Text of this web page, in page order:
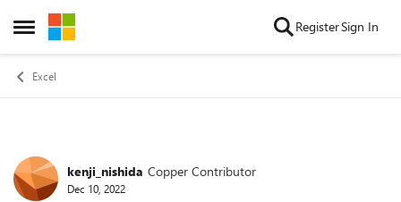
Open Side Menu
Skip to content RegisterSign In
Excel
Forum Discussion
kenji_nishida Copper Contributor
Dec 10, 2022